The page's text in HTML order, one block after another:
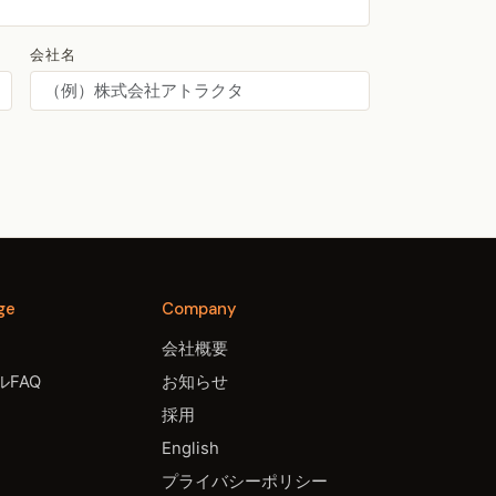
会社名
FAQ
Company
会社概要
お知らせ
採用
English
プライバシーポリシー